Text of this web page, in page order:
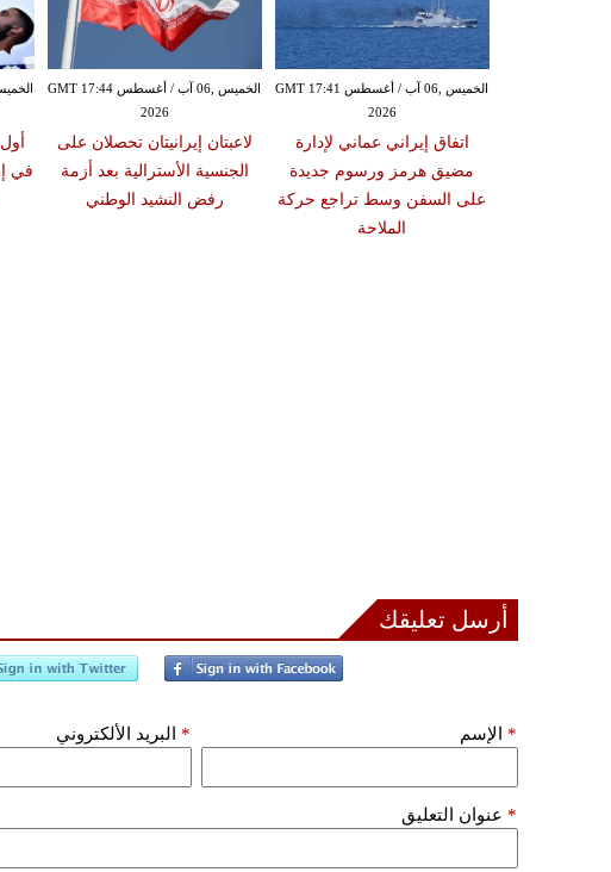
الخميس ,06 آب / أغسطس GMT 17:44
2026
لاعبتان إيرانيتان تحصلان على
الجنسية الأسترالية بعد أزمة
رفض النشيد الوطني
الخميس ,06 آب / أغسطس GMT 17:41
2026
اتفاق إيراني عماني لإدارة
مضيق هرمز ورسوم جديدة
على السفن وسط تراجع حركة
الملاحة
أرسل تعليقك
الإسم * البريد الألكتروني *
عنوان التعليق *